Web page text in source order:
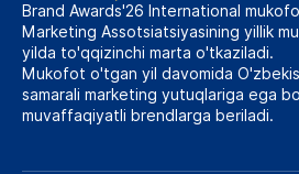
Brand Awards'26 International
Marketing Assotsiatsiyasining yillik
yilda to'qqizinchi marta o'tkaziladi.
Mukofot o'tgan yil davomida
samarali marketing yutuqlariga ega
muvaffaqiyatli brendlarga beriladi.